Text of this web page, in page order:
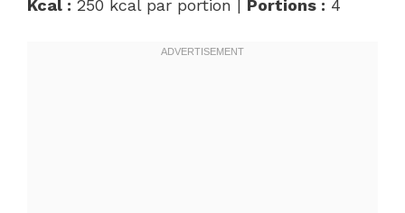
Kcal : 250 kcal par portion | Portions : 4